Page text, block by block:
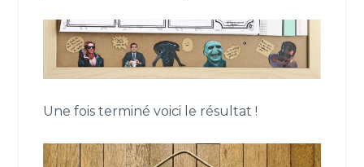
Une fois terminé voici le résultat !